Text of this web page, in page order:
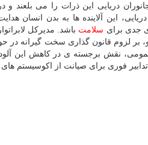
دریایی این ذرات را می بلعند و در
دریایی، این آلاینده ها به بدن انسان
جدی برای سلامت باشد. مدیرکل لابراتوار
لزوم قانون گذاری سخت گیرانه در
نقش برجسته ی در کاهش این
فوری برای صیانت از اکوسیستم